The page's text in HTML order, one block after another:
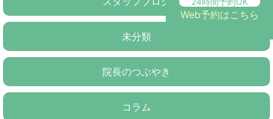
未分類
院長のつぶやき
コラム
Web予約はこちら